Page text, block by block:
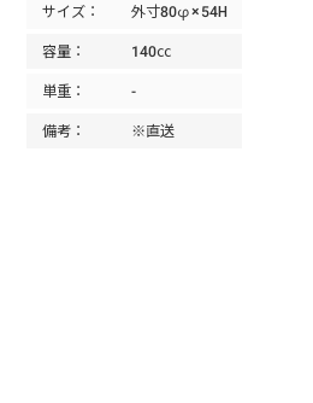
サイズ：
外寸80φ×54H
容量：
140㏄
単重：
-
備考：
※直送